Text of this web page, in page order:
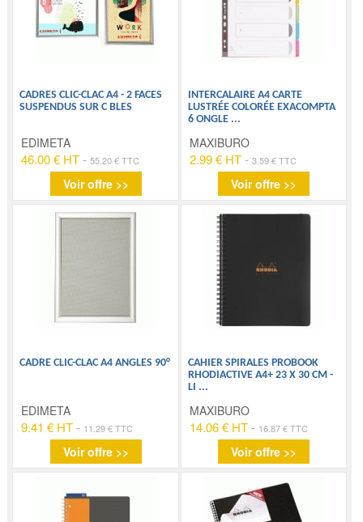
CADRES CLIC-CLAC A4 - 2 FACES
SUSPENDUS SUR C BLES
EDIMETA
46.00 € HT -55.20 € TTC
Voir offre >>
INTERCALAIRE A4 CARTE
LUSTRÉE COLORÉE EXACOMPTA
6 ONGLE ...
MAXIBURO
2.99 € HT- 3.59 € TTC
Voir offre >>
CADRE CLIC-CLAC A4 ANGLES 90°
EDIMETA
9.41 € HT - 11.29 € TTC
Voir offre >>
CAHIER SPIRALES PROBOOK
RHODIACTIVE A4+ 23 X 30 CM -
LI ...
MAXIBURO
14.06 € HT- 16.87 € TTC
Voir offre >>